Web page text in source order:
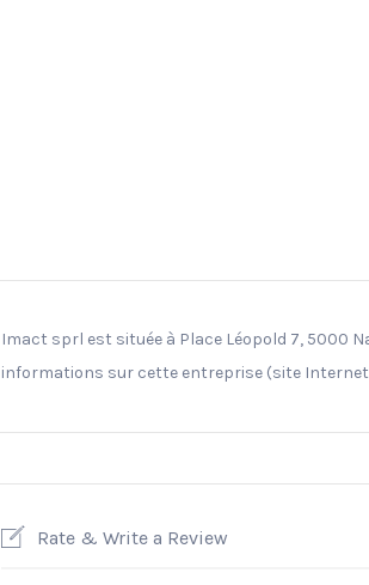
Imact sprl est située à Place Léopold 7, 5000
informations sur cette entreprise (site
Rate & Write a Review